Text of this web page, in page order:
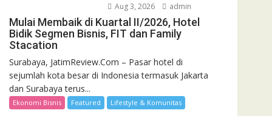
Aug 3, 2026 admin
Mulai Membaik di Kuartal II/2026, Hotel
Bidik Segmen Bisnis, FIT dan Family
Stacation
Surabaya, JatimReview.Com – Pasar hotel di
sejumlah kota besar di Indonesia termasuk Jakarta
dan Surabaya terus...
Ekonomi Bisnis Featured Lifestyle & Komunitas